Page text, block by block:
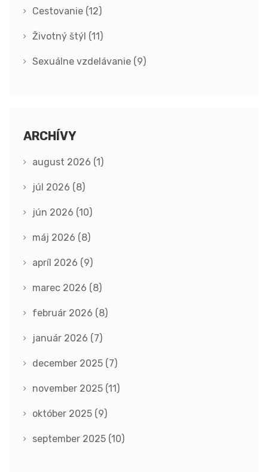
Cestovanie (12)
Životný štýl (11)
Sexuálne vzdelávanie (9)
ARCHÍVY
august 2026 (1)
júl 2026 (8)
jún 2026 (10)
máj 2026 (8)
apríl 2026 (9)
marec 2026 (8)
február 2026 (8)
január 2026 (7)
december 2025 (7)
november 2025 (11)
október 2025 (9)
september 2025 (10)